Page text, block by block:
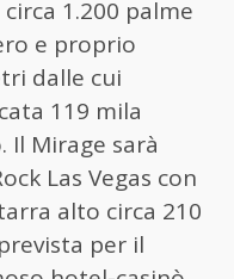
1.200 palme
e proprio
dalle cui
119 mila
Il Mirage sarà
Las Vegas con
alto circa 210
per il